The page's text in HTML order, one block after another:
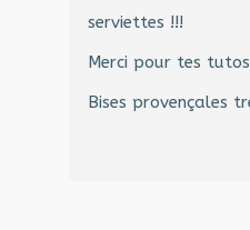
serviettes !!!
Merci pour tes
Bises provençales